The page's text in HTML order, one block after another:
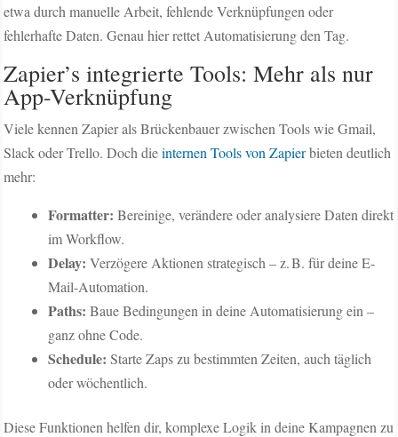
etwa durch manuelle Arbeit, fehlende Verknüpfungen oder
fehlerhafte Daten. Genau hier rettet Automatisierung den Tag.
Zapier’s integrierte Tools: Mehr als nur
App-Verknüpfung
Viele kennen Zapier als Brückenbauer zwischen Tools wie Gmail,
Slack oder Trello. Doch dieinternen Tools von Zapierbieten deutlich
mehr:
Formatter: Bereinige, verändere oder analysiere Daten direkt
im Workflow.
Delay: Verzögere Aktionen strategisch – z. B. für deine E-
Mail-Automation.
Paths: Baue Bedingungen in deine Automatisierung ein –
ganz ohne Code.
Schedule: Starte Zaps zu bestimmten Zeiten, auch täglich
oder wöchentlich.
Diese Funktionen helfen dir, komplexe Logik in deine Kampagnen zu